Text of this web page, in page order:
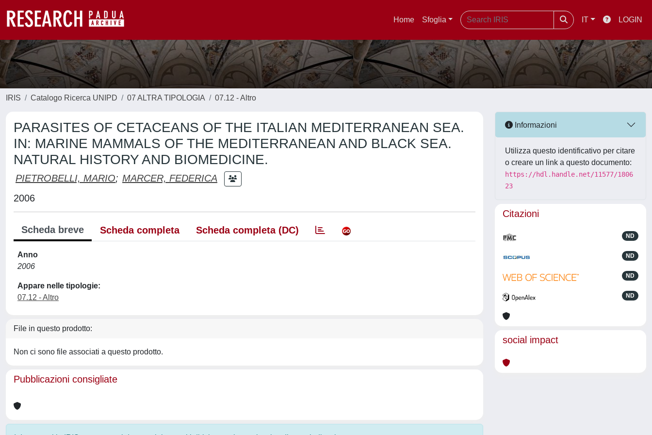
Home Sfoglia IT LOGIN
IRIS Catalogo Ricerca UNIPD 07 ALTRA TIPOLOGIA 07.12 - Altro
PARASITES OF CETACEANS OF THE ITALIAN MEDITERRANEAN SEA.
IN: MARINE MAMMALS OF THE MEDITERRANEAN AND BLACK SEA.
NATURAL HISTORY AND BIOMEDICINE.
PIETROBELLI, MARIO; MARCER, FEDERICA
2006
Scheda breve Scheda completa Scheda completa (DC)
Anno
2006
Appare nelle tipologie:
07.12 - Altro
File in questo prodotto:
Non ci sono file associati a questo prodotto.
Pubblicazioni consigliate
Informazioni
Utilizza questo identificativo per citare
o creare un link a questo documento:
https://hdl.handle.net/11577/1806
23
Citazioni
ND
ND
ND
ND
social impact